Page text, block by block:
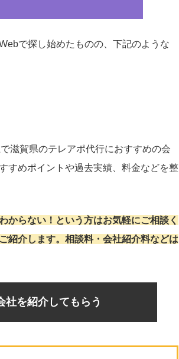
で探し始めたものの、下記のような
滋賀県のテレアポ代行におすすめの会
すめポイントや過去実績、料金などを整
からない！という方はお気軽にご相談く
紹介します。相談料・会社紹介料などは
社を紹介してもらう